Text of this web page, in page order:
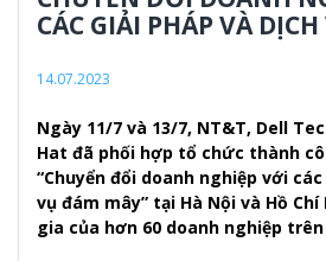
CÁC GIẢI PHÁP VÀ
14.07.2023
Ngày 11/7 và 13/7, NT&T, Dell
Hat đã phối hợp tổ chức thành
“Chuyển đổi doanh nghiệp với
vụ đám mây” tại Hà Nội và Hồ
gia của hơn 60 doanh nghiệp